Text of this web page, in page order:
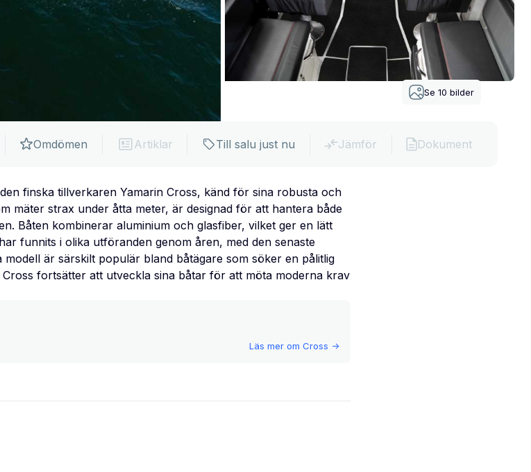
Se 10 bilder
Omdömen Artiklar Till salu just nu Jämför Dokument
finska tillverkaren Yamarin Cross, känd för sina robusta och
mäter strax under åtta meter, är designad för att hantera både
Båten kombinerar aluminium och glasfiber, vilket ger en lätt
funnits i olika utföranden genom åren, med den senaste
är särskilt populär bland båtägare som söker en pålitlig
fortsätter att utveckla sina båtar för att möta moderna krav
Läs mer om Cross ->